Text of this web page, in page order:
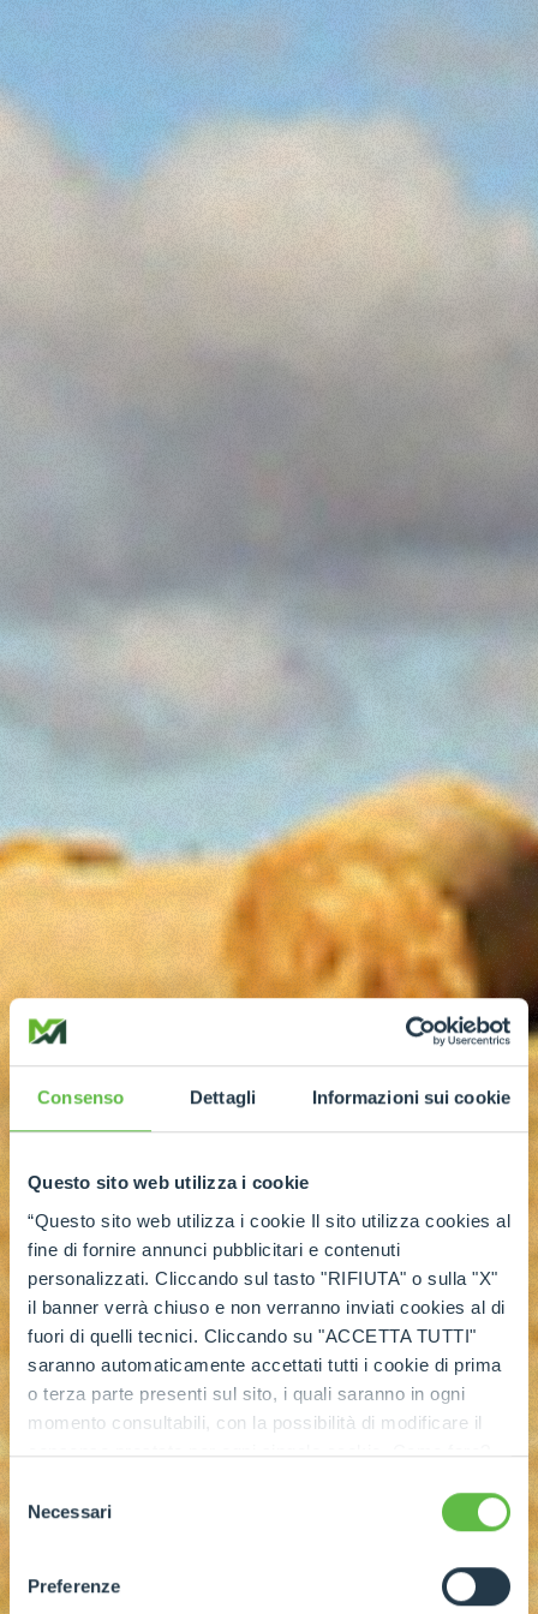
Consenso Dettagli Informazioni sui cookie
Questo sito web utilizza i cookie
“Questo sito web utilizza i cookie Il sito utilizza cookies al
fine di fornire annunci pubblicitari e contenuti
personalizzati. Cliccando sul tasto "RIFIUTA" o sulla "X"
il banner verrà chiuso e non verranno inviati cookies al di
fuori di quelli tecnici. Cliccando su "ACCETTA TUTTI"
saranno automaticamente accettati tutti i cookie di prima
o terza parte presenti sul sito, i quali saranno in ogni
momento consultabili, con la possibilità di modificare il
consenso prestato per ogni singolo cookie. Come fare?
ogni pagina, selezionare "Modifichi il suo consenso" e
dell'informativa completa nel footer presente in ogni
pagina. Per esercitare i diritti riconosciuti all'interessato ai
delNecessari
Preferenze